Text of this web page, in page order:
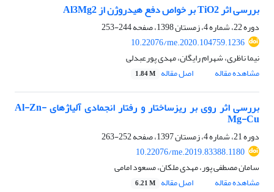
بررسی اثر TiO2 بر خواص دفع هیدروژن از Al3Mg2
دوره 22، شماره 4، زمستان 1398، صفحه
244-253
10.22076/me.2020.104759.1236
نیما ناظری، شهرام رایگان، مهدی پورعبدلی
مشاهده مقاله
اصل مقاله 1.84 M
بررسی اثر روی بر ریزساختار و رفتار انجمادی آلیاژهای Al-Zn-
Mg-Cu
دوره 21، شماره 4، زمستان 1397، صفحه
252-263
10.22076/me.2019.83388.1180
سامان مصطفی پور، مهدی ملکان، مسعود امامی
مشاهده مقاله
اصل مقاله 6.21 M